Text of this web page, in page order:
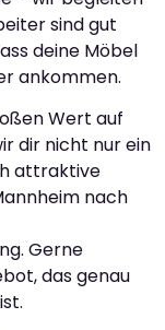
sind gut
deine Möbel
ankommen.
Wert auf
dir nicht nur ein
attraktive
nach
Gerne
das genau